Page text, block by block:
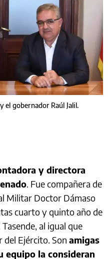
el gobernador Raúl Jalil.
y directora
. Fue compañera de
Militar Doctor Dámaso
cuarto y quinto año de
al igual que
del Ejército. Son amigas
equipo la consideran